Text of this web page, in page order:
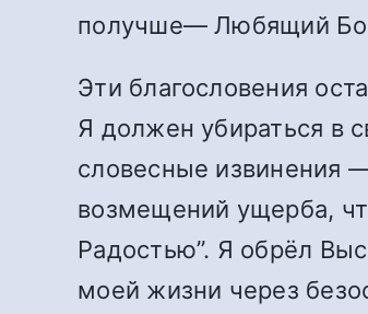
получше— Любящий
Эти благословения
Я должен убираться в
словесные извинения
возмещений ущерба,
Радостью”. Я обрёл
моей жизни через